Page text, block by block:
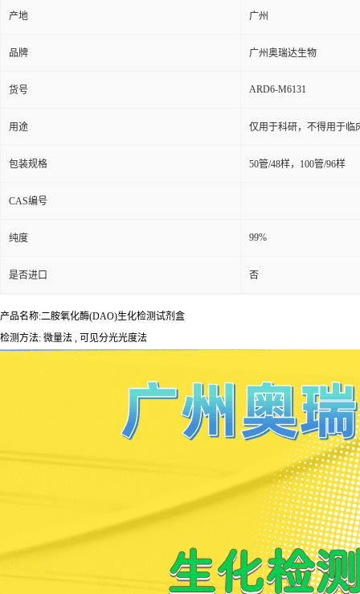
产地 广州
品牌 广州奥瑞达生物
货号 ARD6-M6131
用途 仅用于科研，不得用于临
包装规格 50管/48样，100管/96样
CAS编号
纯度 99%
是否进口 否
产品名称:二胺氧化酶(DAO)生化检测试剂盒
检测方法: 微量法 , 可见分光光度法